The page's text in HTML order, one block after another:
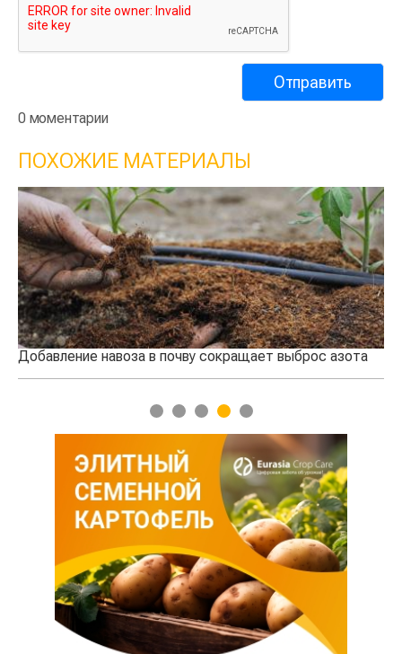
0 моментарии
ПОХОЖИЕ МАТЕРИАЛЫ
Добавление навоза в почву сокращает выброс азота
1 2 3 4 5